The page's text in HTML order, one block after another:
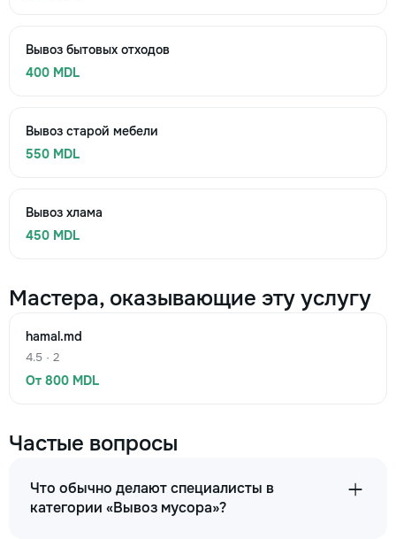
Вывоз бытовых отходов
400 MDL
Вывоз старой мебели
550 MDL
Вывоз хлама
450 MDL
Мастера, оказывающие эту услугу
hamal.md
4.5 · 2
От 800 MDL
Частые вопросы
Что обычно делают специалисты в
категории «Вывоз мусора»?